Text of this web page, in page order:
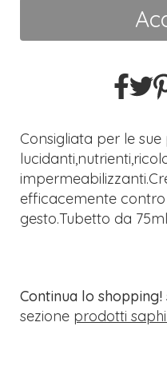
Consigliata per le
efficacemente
gesto.Tubetto da
Continua lo shopping!
sezione prodotti